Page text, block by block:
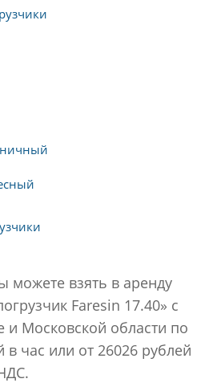
можете взять в аренду
Faresin 17.40» с
и Московской области по
в час или от 26026 рублей